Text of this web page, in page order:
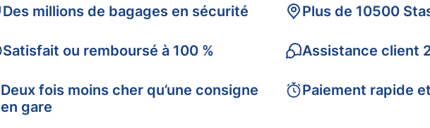
Des millions de bagages en sécurité
Satisfait ou remboursé à 100 %
Deux fois moins cher qu’une consigne
en gare
Plus de 10500
Assistance client
Paiement rapide